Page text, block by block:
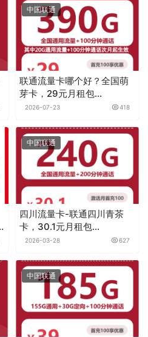
中国联通
联通流量卡哪个好？全国萌
芽卡，29元月租包
390G+100分钟
2026-07-23 418
中国联通
四川流量卡-联通四川青茶
卡，30.1元月租包
240G+200分钟
2026-03-28 627
中国联通